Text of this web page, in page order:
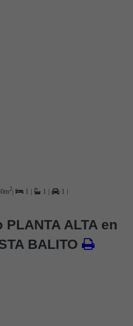
m2| 1 1 1
ALTA en
BALITO